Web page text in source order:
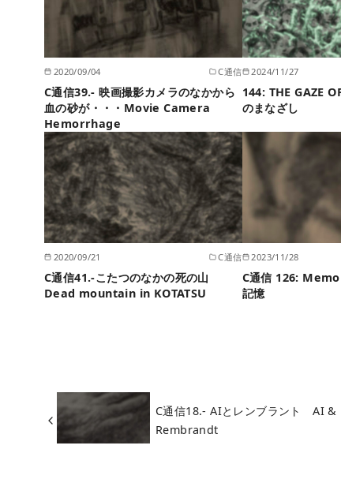
2020/09/04 C通信
C通信39.- 映画撮影カメラのなかから
血の砂が・・・Movie Camera
Hemorrhage
2024/11/27
144: THE GAZE
のまなざし
2020/09/21 C通信
C通信41.-こたつのなかの死の山
Dead mountain in KOTATSU
2023/11/28
C通信 126:
記憶
C通信18.- AIとレンブラント AI &
Rembrandt